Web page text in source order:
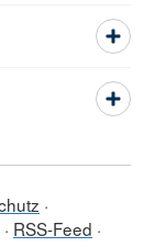
RSS-Feed